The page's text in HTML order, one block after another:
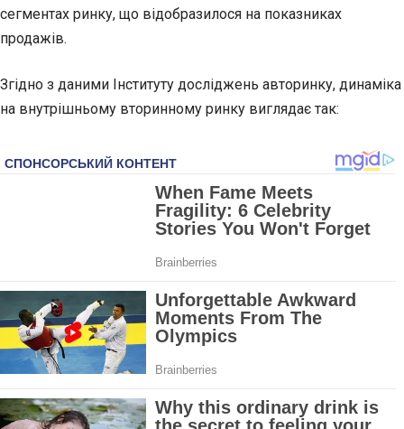
сегментах ринку, що відобразилося на показниках
продажів.
Згідно з даними Інституту досліджень авторинку, динаміка
на внутрішньому вторинному ринку виглядає так: